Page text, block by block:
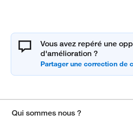
Vous avez repéré une
d'amélioration ?
Qui sommes nous ?